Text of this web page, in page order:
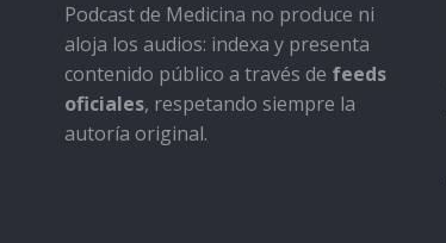
Podcast de Medicina no produce ni
aloja los audios: indexa y presenta
contenido público a través de feeds
oficiales, respetando siempre la
autoría original.